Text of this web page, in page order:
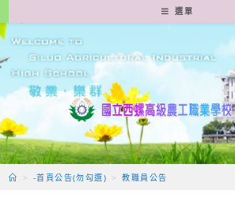
轉
至
要
容
選單
> -首頁公告(勿勾選) > 教職員公告